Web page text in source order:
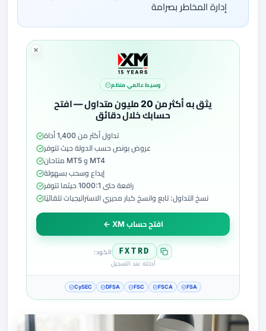
إدارة المخاطر بصرامة
وسيط عالمي منظم
يثق به أكثر من 20 مليون متداول — افتح
حسابك خلال دقائق
تداول أكثر من 1,400 أداة
عروض بونص حسب الدولة حيث تتوفر
MT4 و MT5 متاحان
إيداع وسحب بسهولة
رافعة حتى 1000:1 حيثما تتوفر
نسخ التداول: تابع وانسخ كبار مديري الاستراتيجيات تلقائيًا
افتح حساب XM ←
الكود: FXTRD
أدخله عند التسجيل
CySEC DFSA FSC FSCA FSA